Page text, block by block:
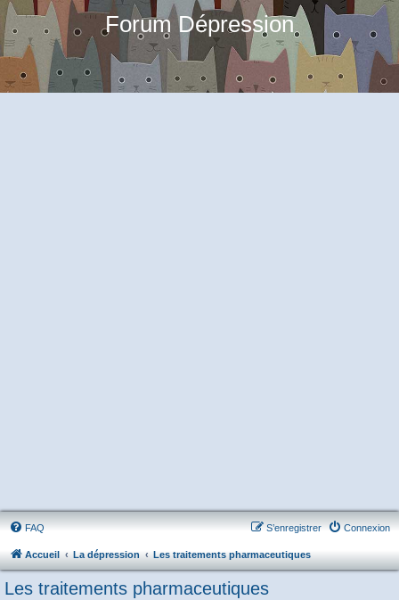
Forum Dépression
FAQ Connexion
S’enregistrer
Accueil La dépression Les traitements pharmaceutiques
Les traitements pharmaceutiques